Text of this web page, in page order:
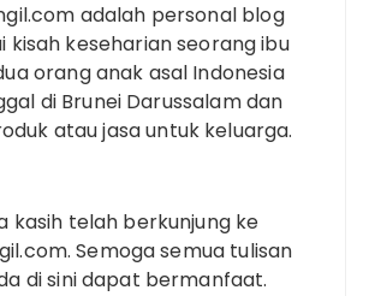
adalah personal blog
kisah keseharian seorang ibu
orang anak asal Indonesia
di Brunei Darussalam dan
atau jasa untuk keluarga.
kasih telah berkunjung ke
Semoga semua tulisan
di sini dapat bermanfaat.